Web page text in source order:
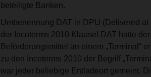
beteiligte Banken.
Umbenennung DAT in DPU (Delivered
der Incoterms 2010 Klausel DAT hatte
Beförderungsmittel an einem „Terminal“
zu den Incoterms 2010 der Begriff
war jeder beliebige Entladeort gemeint.